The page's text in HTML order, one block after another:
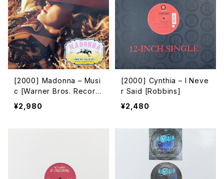
[2000] Madonna – Musi
c [Warner Bros. Record
s]
¥2,980
[2000] Cynthia – I Neve
r Said [Robbins]
¥2,480